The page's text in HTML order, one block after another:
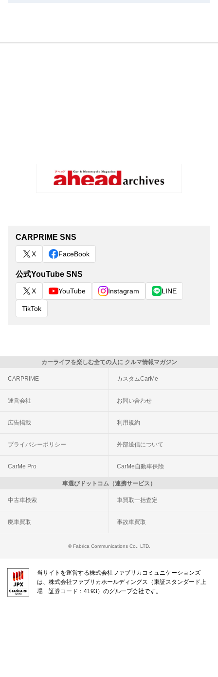
CARPRIME SNS
X FaceBook
公式YouTube SNS
X YouTube Instagram LINE
TikTok
カーライフを楽しむ全ての人に クルマ情報マガジン
CARPRIME カスタムCarMe
運営会社 お問い合わせ
広告掲載 利用規約
プライバシーポリシー 外部送信について
CarMe Pro CarMe自動車保険
車選びドットコム（連携サービス）
中古車検索 車買取一括査定
廃車買取 事故車買取
© Fabrica Communications Co., LTD.
当サイトを運営する株式会社ファブリカコミュニケーションズ
は、株式会社ファブリカホールディングス（東証スタンダード上
場 証券コード：4193）のグループ会社です。